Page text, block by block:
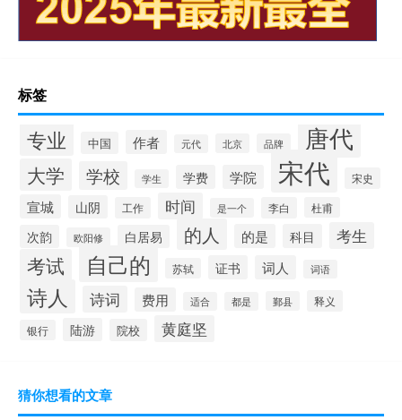
标签
专业 中国 作者 元代 北京 品牌 唐代
大学 学校 学生 学费 学院 宋代 宋史
宣城 山阴 工作 时间 是一个 李白 杜甫
次韵 欧阳修 白居易 的人 的是 科目 考生
考试 自己的 苏轼 证书 词人 词语
诗人 诗词 费用 适合 都是 鄞县 释义
银行 陆游 院校 黄庭坚
猜你想看的文章